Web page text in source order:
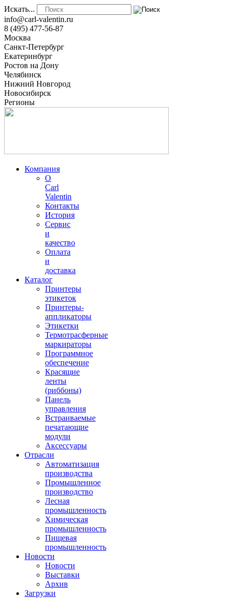
Искать...
info@carl-valentin.ru
8 (495) 477-56-87
Москва
Санкт-Петербург
Екатеринбург
Ростов на Дону
Челябинск
Нижний Новгород
Новосибирск
Регионы
Компания
О
Carl
Valentin
Контакты
История
Сервис
и
качество
Оплата
и
доставка
Каталог
Принтеры
этикеток
Принтеры-
аппликаторы
Этикетки
Термотрасферные
маркираторы
Программное
обеспечение
Красящие
ленты
(риббоны)
Панель
управления
Встраиваемые
печатающие
модули
Аксессуары
Отрасли
Автоматизация
производства
Промышленное
производство
Лесная
промышленность
Химическая
промышленность
Пищевая
промышленность
Новости
Новости
Выставки
Архив
Загрузки